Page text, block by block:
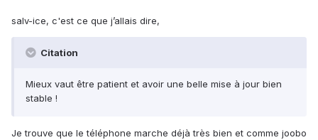
salv-ice, c'est ce que j’allais dire,
Citation
Mieux vaut être patient et avoir une belle mise à jour bien
stable !
Je trouve que le téléphone marche déjà très bien et comme joobo